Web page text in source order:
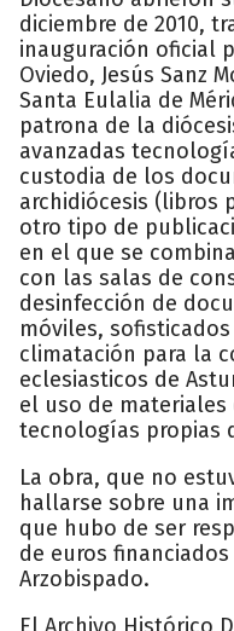
diciembre de 2010,
inauguración oficial
Oviedo, Jesús Sanz
Santa Eulalia de
patrona de la
avanzadas
custodia de los
archidiócesis (libros
otro tipo de
en el que se
con las salas de
desinfección de
móviles,
climatación para la
eclesiasticos de
el uso de materiales
tecnologías propias
La obra, que no
hallarse sobre una
que hubo de ser
de euros
Arzobispado.
El Archivo Histórico